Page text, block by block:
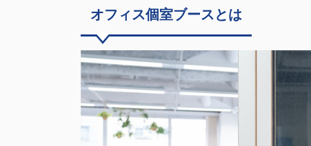
オフィス個室ブースとは